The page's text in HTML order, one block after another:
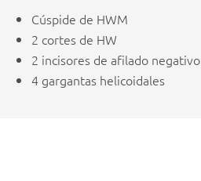
Cúspide de HWM
2 cortes de HW
2 incisores de afilado negativo
4 gargantas helicoidales